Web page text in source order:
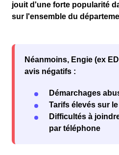
jouit d'une forte popularité
sur l'ensemble du
Néanmoins, Engie (ex
avis négatifs :
Démarchages
Tarifs élevés sur
Difficultés à
par téléphone